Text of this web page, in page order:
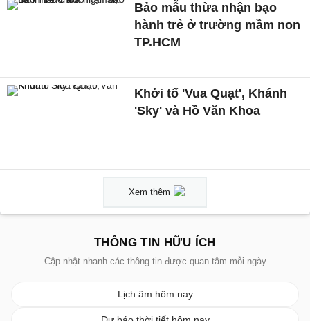
Bảo mẫu thừa nhận bạo
hành trẻ ở trường mầm non
TP.HCM
Khởi tố 'Vua Quạt', Khánh
'Sky' và Hồ Văn Khoa
Xem thêm
THÔNG TIN HỮU ÍCH
Cập nhật nhanh các thông tin được quan tâm mỗi ngày
Lịch âm hôm nay